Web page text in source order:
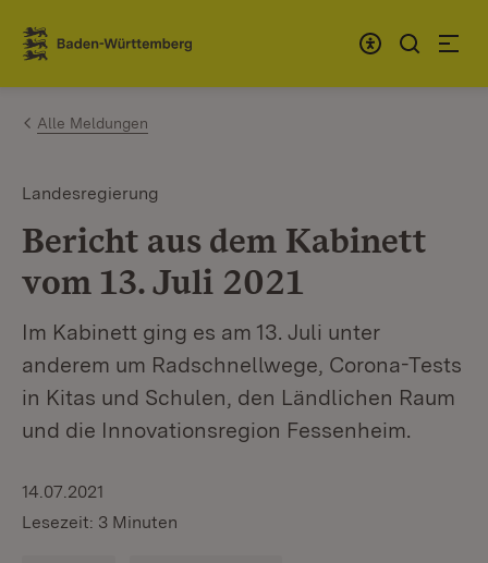
Zum Inhalt springen
Link zur Startseite
Alle Meldungen
Landesregierung
Bericht aus dem Kabinett
vom 13. Juli 2021
Im Kabinett ging es am 13. Juli unter
anderem um Radschnellwege, Corona-Tests
in Kitas und Schulen, den Ländlichen Raum
und die Innovationsregion Fessenheim.
14.07.2021
Lesezeit: 3 Minuten